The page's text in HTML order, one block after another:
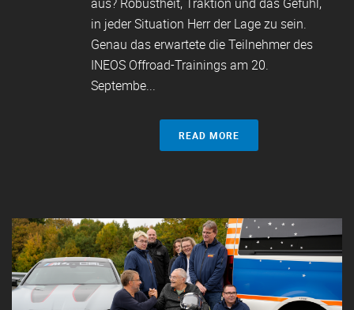
in jeder Situation Herr der Lage zu sein.
Genau das erwartete die Teilnehmer des
INEOS Offroad-Trainings am 20.
Septembe...
READ MORE